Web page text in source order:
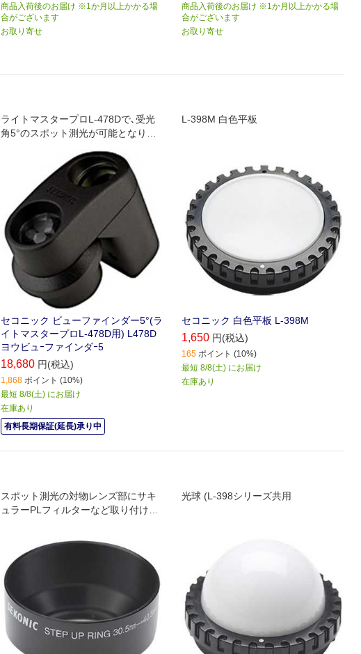
商品入荷後のお届け ※1か月以上かかる場
合がございます
お取り寄せ
商品入荷後のお届け ※1か月以上かかる場
合がございます
お取り寄せ
ライトマスタープロL-478Dで､受光
角5°のスポット測光が可能となりま
セコニック ビューファインダー5°(ラ
イトマスタープロL-478D用) L478D
ヨウビュｰファインダｰ5
18,680 円(税込)
1,868 ポイント (10%)
最短 8/8(土) にお届け
在庫あり
有料長期保証(延長)承り中
L-398M 白色平板
セコニック 白色平板 L-398M
1,650 円(税込)
165 ポイント (10%)
最短 8/8(土) にお届け
在庫あり
スポット測光の対物レンズ部にサキ
ュラーPLフィルターなど取り付ける
0.5mm→40.5mm)
光球 (L-398シリーズ共用